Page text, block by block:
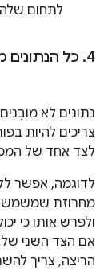
לתחום
4
. כל הנתונים
נתונים לא
צריכים להיות
לצד אחד של
לדוגמה, אפשר
מחרוזת שמשמש
ולפרש אותו כי
אם הצד השני